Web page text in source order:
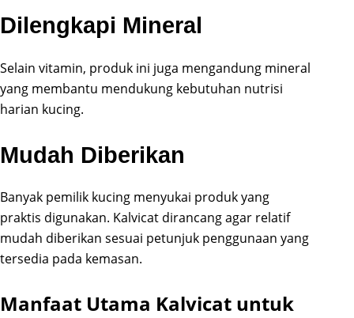
Dilengkapi Mineral
Selain vitamin, produk ini juga mengandung mineral
yang membantu mendukung kebutuhan nutrisi
harian kucing.
Mudah Diberikan
Banyak pemilik kucing menyukai produk yang
praktis digunakan. Kalvicat dirancang agar relatif
mudah diberikan sesuai petunjuk penggunaan yang
tersedia pada kemasan.
Manfaat Utama Kalvicat untuk